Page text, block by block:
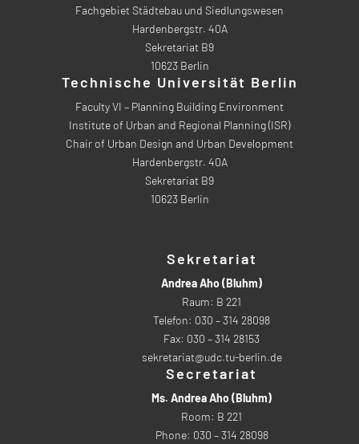
Fachgebiet Städtebau und Siedlungswesen
Hardenbergstr. 40A
Sekretariat B9
10623 Berlin
Technische Universität Berlin
Faculty VI – Planning Building Environment
Institute of Urban and Regional Planning (ISR)
Chair of Urban Design and Urban Development
Hardenbergstr. 40A
Sekretariat B9
10623 Berlin
Sekretariat
Andrea Aho (Bluhm)
Raum: B 221
Telefon: 030 – 314 28098
Fax: 030 – 314 28153
sekretariat@udc.tu-berlin.de
Secretariat
Ms. Andrea Aho (Bluhm)
Room: B 221
Phone: 030 – 314 28098